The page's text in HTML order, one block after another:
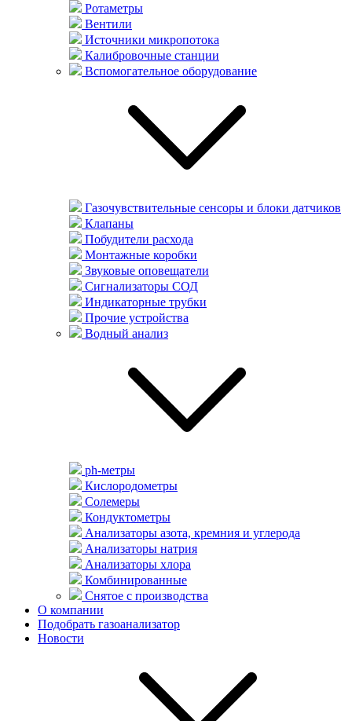
Ротаметры
Вентили
Источники микропотока
Калибровочные станции
Вспомогательное оборудование
Газочувствительные сенсоры и блоки датчиков
Клапаны
Побудители расхода
Монтажные коробки
Звуковые оповещатели
Сигнализаторы СОД
Индикаторные трубки
Прочие устройства
Водный анализ
ph-метры
Кислородометры
Солемеры
Кондуктометры
Анализаторы азота, кремния и углерода
Анализаторы натрия
Анализаторы хлора
Комбинированные
Снятое с производства
О компании
Подобрать газоанализатор
Новости